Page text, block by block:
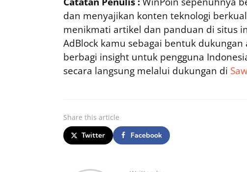
dan menyajikan konten teknologi
menikmati artikel dan panduan di situs
AdBlock kamu sebagai bentuk
berbagi insight untuk pengguna
secara langsung melalui dukungan di
Share this article
Twitter Facebook